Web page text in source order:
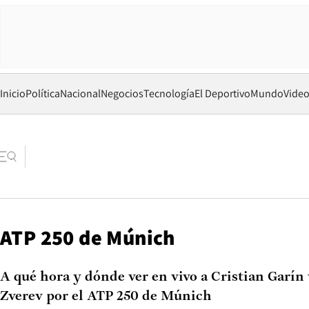
InicioPolíticaNacionalNegociosTecnologíaEl DeportivoMundo
ATP 250 de Múnich
A qué hora y dónde ver en vivo a Cristian
Zverev por el ATP 250 de Múnich